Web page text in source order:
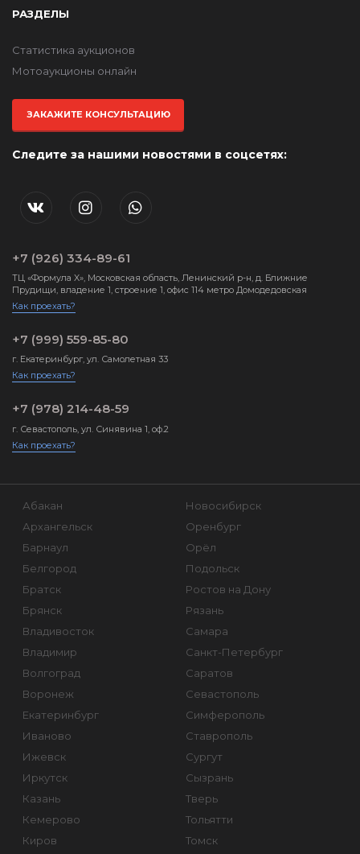
РАЗДЕЛЫ
Статистика аукционов
Мотоаукционы онлайн
ЗАКАЖИТЕ КОНСУЛЬТАЦИЮ
Следите за нашими новостями в соцсетях:
+7 (926) 334-89-61
ТЦ «Формула X», Московская область, Ленинский р-н, д. Ближние
Прудищи, владение 1, строение 1, офис 114 метро Домодедовская
Как проехать?
+7 (999) 559-85-80
г. Екатеринбург, ул. Самолетная 33
Как проехать?
+7 (978) 214-48-59
г. Севастополь, ул. Синявина 1, оф.2
Как проехать?
Абакан
Архангельск
Барнаул
Белгород
Братск
Брянск
Владивосток
Владимир
Волгоград
Воронеж
Екатеринбург
Иваново
Ижевск
Иркутск
Казань
Кемерово
Киров
Новосибирск
Оренбург
Орёл
Подольск
Ростов на Дону
Рязань
Самара
Санкт-Петербург
Саратов
Севастополь
Симферополь
Ставрополь
Сургут
Сызрань
Тверь
Тольятти
Томск